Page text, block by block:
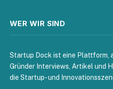
WER WIR SIND
Startup Dock ist eine Plattform,
Gründer Interviews, Artikel und
die Startup- und